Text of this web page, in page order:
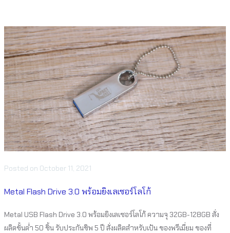
Posted on October 11, 2021
Metal Flash Drive 3.0 พร้อมยิงเลเซอร์โลโก้
Metal USB Flash Drive 3.0 พร้อมยิงเลเซอร์โลโก้ ความจุ 32GB-128GB สั่ง
ผลิตขั้นต่ำ 50 ชิ้น รับประกันชิพ 5 ปี สั่งผลิตสำหรับเป้น ของพรีเมี่ยม ของที่